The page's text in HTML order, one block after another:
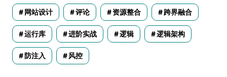
网站设计 评论 资源整合 跨界融合
运行库 进阶实战 逻辑 逻辑架构
防注入 风控